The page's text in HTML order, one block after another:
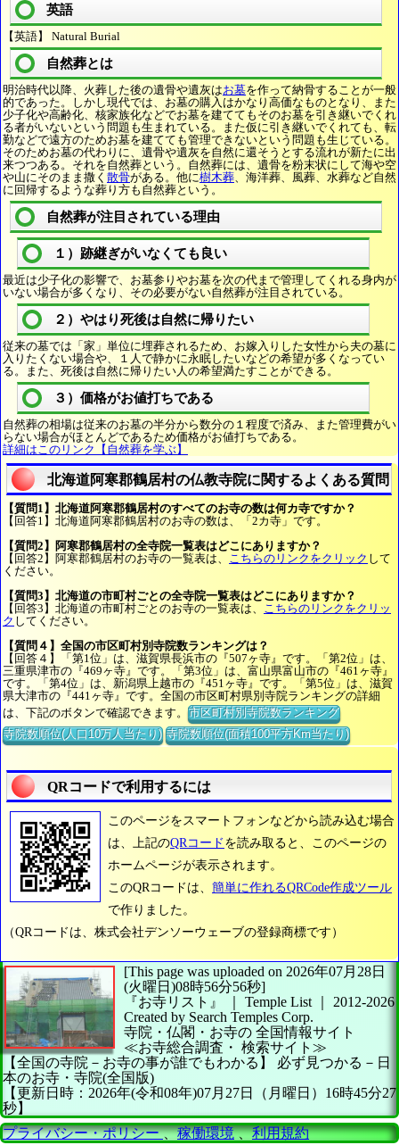
英語
【英語】 Natural Burial
自然葬とは
明治時代以降、火葬した後の遺骨や遺灰はお墓を作って納骨することが一般
的であった。しかし現代では、お墓の購入はかなり高価なものとなり、また
少子化や高齢化、核家族化などでお墓を建ててもそのお墓を引き継いでくれ
る者がいないという問題も生まれている。また仮に引き継いでくれても、転
勤などで遠方のためお墓を建てても管理できないという問題も生じている。
そのためお墓の代わりに、遺骨や遺灰を自然に還そうとする流れが新たに出
来つつある。それを自然葬という。自然葬には、遺骨を粉末状にして海や空
や山にそのまま撒く 散骨がある。他に樹木葬 、海洋葬、風葬、水葬など自然
に回帰するような葬り方も自然葬という。
自然葬が注目されている理由
１）跡継ぎがいなくても良い
最近は少子化の影響で、お墓参りやお墓を次の代まで管理してくれる身内が
いない場合が多くなり、その必要がない自然葬が注目されている。
２）やはり死後は自然に帰りたい
従来の墓では「家」単位に埋葬されるため、お嫁入りした女性から夫の墓に
入りたくない場合や、１人で静かに永眠したいなどの希望が多くなってい
る。また、死後は自然に帰りたい人の希望満たすことができる。
３）価格がお値打ちである
自然葬の相場は従来のお墓の半分から数分の１程度で済み、また管理費がい
らない場合がほとんどであるため価格がお値打ちである。
詳細はこのリンク【自然葬を学ぶ】
北海道阿寒郡鶴居村の仏教寺院に関するよくある質問
【質問1】北海道阿寒郡鶴居村のすべてのお寺の数は何カ寺ですか？
【回答1】北海道阿寒郡鶴居村のお寺の数は、「2カ寺」です。
【質問2】阿寒郡鶴居村の全寺院一覧表はどこにありますか？
【回答2】阿寒郡鶴居村のお寺の一覧表は、
こちらのリンクをクリック して
ください。
【質問3】北海道の市町村ごとの全寺院一覧表はどこにありますか？
【回答3】北海道の市町村ごとのお寺の一覧表は、
こちらのリンクをクリッ
ク してください。
【質問４】全国の市区町村別寺院数ランキングは？
【回答４】「第1位」は、滋賀県長浜市の『507ヶ寺』です。「第2位」は、
三重県津市の『469ヶ寺』です。「第3位」は、富山県富山市の『461ヶ寺』
です。「第4位」は、新潟県上越市の『451ヶ寺』です。「第5位」は、滋賀
県大津市の『441ヶ寺』です。全国の市区町村県別寺院ランキングの詳細
は、下記のボタンで確認できます。市区町村別寺院数ランキング
寺院数順位(人口10万人当たり) 寺院数順位(面積100平方Km当たり)
QRコードで利用するには
このページをスマートフォンなどから読み込む場合
は、上記のQRコード を読み取ると、このページの
ホームページが表示されます。
このQRコードは、 簡単に作れるQRCode作成ツール
で作りました。
（QRコードは、株式会社デンソーウェーブの登録商標です）
[This page was uploaded on 2026年07月28日
(火曜日)08時56分56秒]
『お寺リスト』 ｜ Temple List
2012-2026
Created by Search Temples Corp.
寺院・仏閣・お寺の 全国情報サイト
≪お寺総合調査・ 検索サイト≫
【全国の寺院－お寺の事が誰でもわかる】
必ず見つかる－日
本のお寺・寺院(全国版)
【更新日時：2026年(令和08年)07月27日（月曜日）16時45分27
秒】
プライバシー・ポリシー、稼働環境、利用規約